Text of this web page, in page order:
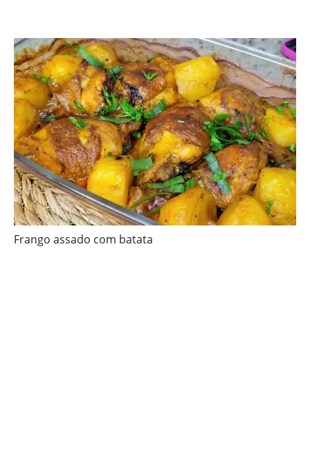
Frango assado com batata